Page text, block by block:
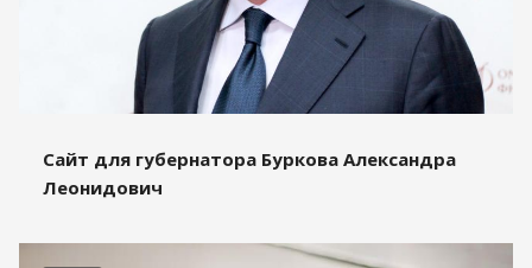
Сайт для губернатора Буркова Александра
Леонидович